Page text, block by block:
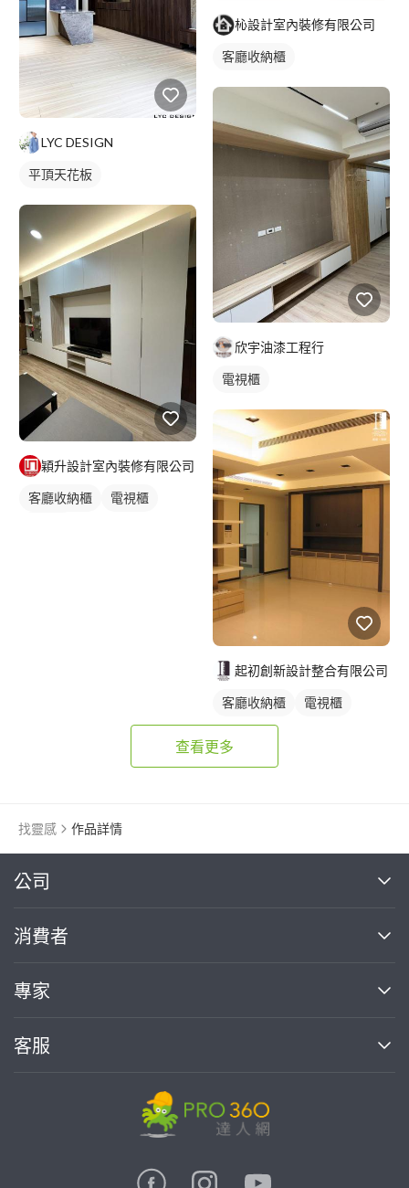
LYC DESIGN
平頂天花板
穎升設計室內裝修有限公司
客廳收納櫃
電視櫃
杺設計室內裝修有限公司
客廳收納櫃
欣宇油漆工程行
電視櫃
起初創新設計整合有限公司
客廳收納櫃 電視櫃
查看更多
找靈感 作品詳情
公司
關於我們
部落格
加入我們
消費者
買服務
熱門服務
專家
案件中心
客服
繼續完成